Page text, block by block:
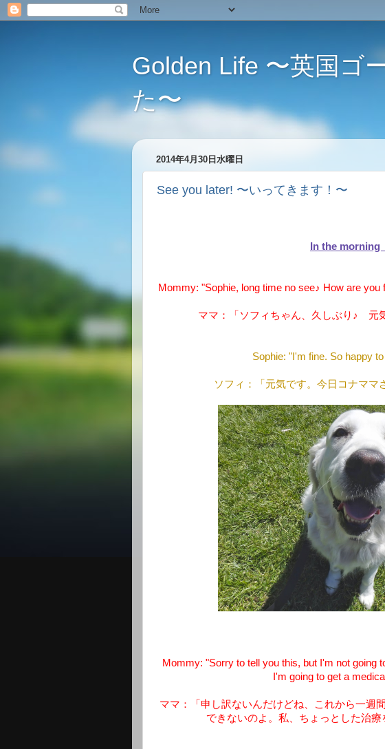
Golden Life 〜英国ゴ
た〜
2014年4月30日水曜日
See you later! 〜いってきます！〜
In the
Mommy: "Sophie, long time no see♪ How are
ママ：「ソフィちゃん、久しぶり♪ 元
Sophie: "I'm fine. So happy
ソフィ：「元気です。今日コナママ
Mommy: "Sorry to tell you this, but I'm not going
I'm going to get a
ママ：「申し訳ないんだけどね、これから一週
できないのよ。私、ちょっとした治療